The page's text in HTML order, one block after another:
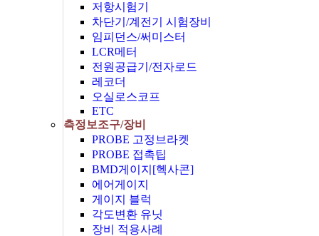
저항시험기
차단기/계전기 시험장비
임피던스/써미스터
LCR메터
전원공급기/전자로드
레코더
오실로스코프
ETC
측정보조구/장비
PROBE 고정브라켓
PROBE 접촉팁
BMD게이지[헥사콘]
에어게이지
게이지 블럭
각도변환 유닛
장비 적용사례